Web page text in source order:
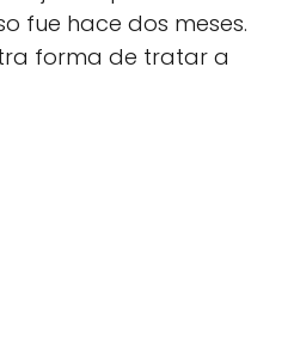
fue hace dos meses.
forma de tratar a